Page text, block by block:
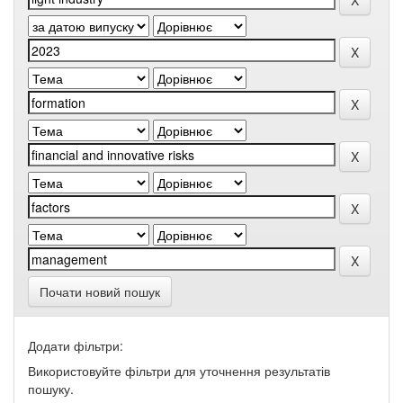
Почати новий пошук
Додати фільтри:
Використовуйте фільтри для уточнення результатів
пошуку.